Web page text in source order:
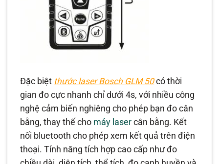
Đặc biệt thước laser Bosch GLM 50có thời
gian đo cực nhanh chỉ dưới 4s, với nhiều công
nghệ cảm biến nghiêng cho phép bạn đo cân
bằng, thay thế cho máy laser cân bằng. Kết
nối bluetooth cho phép xem kết quả trên điện
thoại. Tính năng tích hợp cao cấp như đo